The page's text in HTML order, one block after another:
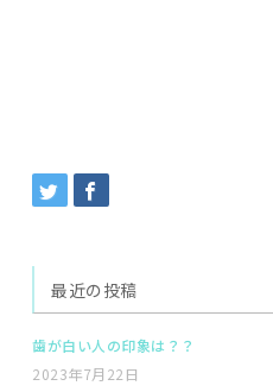
最近の投稿
歯が白い人の印象は？？
2023年7月22日